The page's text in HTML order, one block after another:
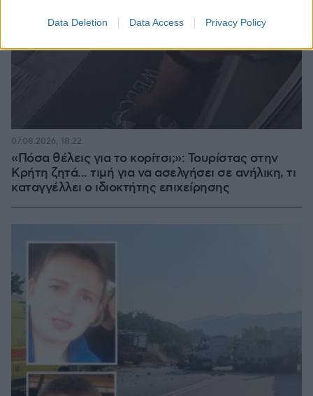
Data Deletion Data Access Privacy Policy
«Πόσα θέλεις για το κορίτσι;»: Τουρίστας στην
Κρήτη ζητά... τιμή για να ασελγήσει σε ανήλικη, τι
καταγγέλλει ο ιδιοκτήτης επιχείρησης
07.08.2026, 18:22